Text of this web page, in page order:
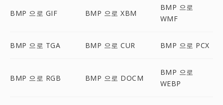
BMP 으로 GIF BMP 으로 XBM
BMP 으로
WMF
BMP 으로 TGA BMP 으로 CUR BMP 으로 PCX
BMP 으로 RGB BMP 으로 DOCM
BMP 으로
WEBP